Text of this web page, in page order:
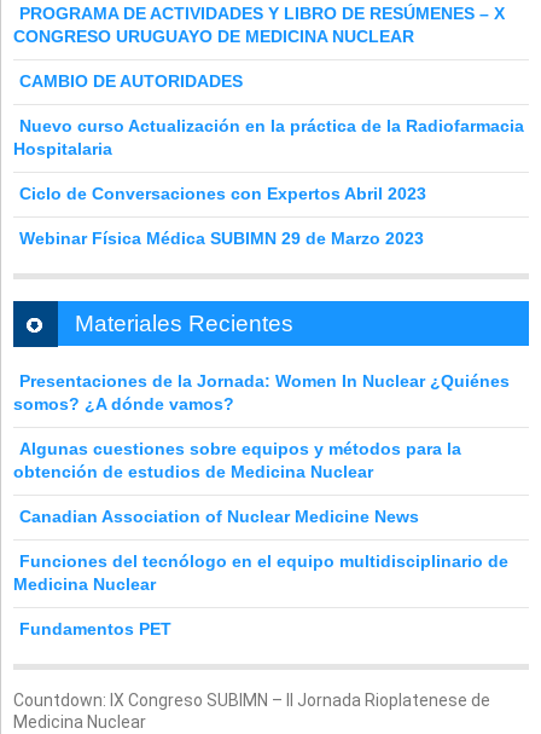
PROGRAMA DE ACTIVIDADES Y LIBRO DE RESÚMENES – X
CONGRESO URUGUAYO DE MEDICINA NUCLEAR
CAMBIO DE AUTORIDADES
Nuevo curso Actualización en la práctica de la Radiofarmacia
Hospitalaria
Ciclo de Conversaciones con Expertos Abril 2023
Webinar Física Médica SUBIMN 29 de Marzo 2023
Materiales Recientes
Presentaciones de la Jornada: Women In Nuclear ¿Quiénes
somos? ¿A dónde vamos?
Algunas cuestiones sobre equipos y métodos para la
obtención de estudios de Medicina Nuclear
Canadian Association of Nuclear Medicine News
Funciones del tecnólogo en el equipo multidisciplinario de
Medicina Nuclear
Fundamentos PET
Countdown: IX Congreso SUBIMN – II Jornada Rioplatenese de
Medicina Nuclear